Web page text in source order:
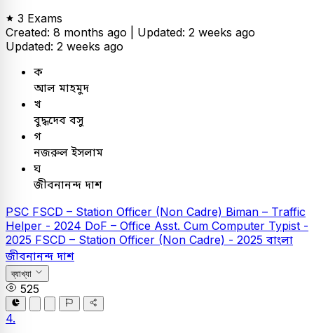
3 Exams
Created: 8 months ago | Updated: 2 weeks ago
Updated: 2 weeks ago
ক
আল মাহমুদ
খ
বুদ্ধদেব বসু
গ
নজরুল ইসলাম
ঘ
জীবনানন্দ দাশ
PSC FSCD – Station Officer (Non Cadre) Biman – Traffic
Helper - 2024 DoF – Office Asst. Cum Computer Typist -
2025 FSCD – Station Officer (Non Cadre) - 2025 বাংলা
জীবনানন্দ দাশ
ব্যাখ্যা
525
4.